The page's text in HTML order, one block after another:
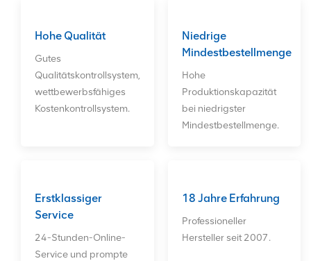
und zuverlässigen Kundendienst.
ODM-Aufträge sind willkommen!
Hohe Qualität
Gutes
Qualitätskontrollsystem,
wettbewerbsfähiges
Kostenkontrollsystem.
Niedrige
Mindestbestellmenge
Hohe
Produktionskapazität
bei niedrigster
Mindestbestellmenge.
Erstklassiger
Service
24-Stunden-Online-
Service und prompte
18 Jahre Erfahrung
Professioneller
Hersteller seit 2007.